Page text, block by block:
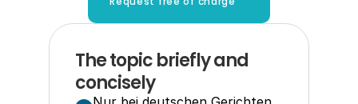
The topic briefly and
concisely